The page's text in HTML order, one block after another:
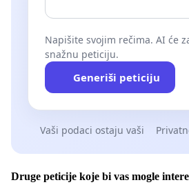
Napišite svojim rečima. AI će
snažnu peticiju.
Generiši peticiju
Vaši podaci ostaju vaši
Druge peticije koje bi vas mogle